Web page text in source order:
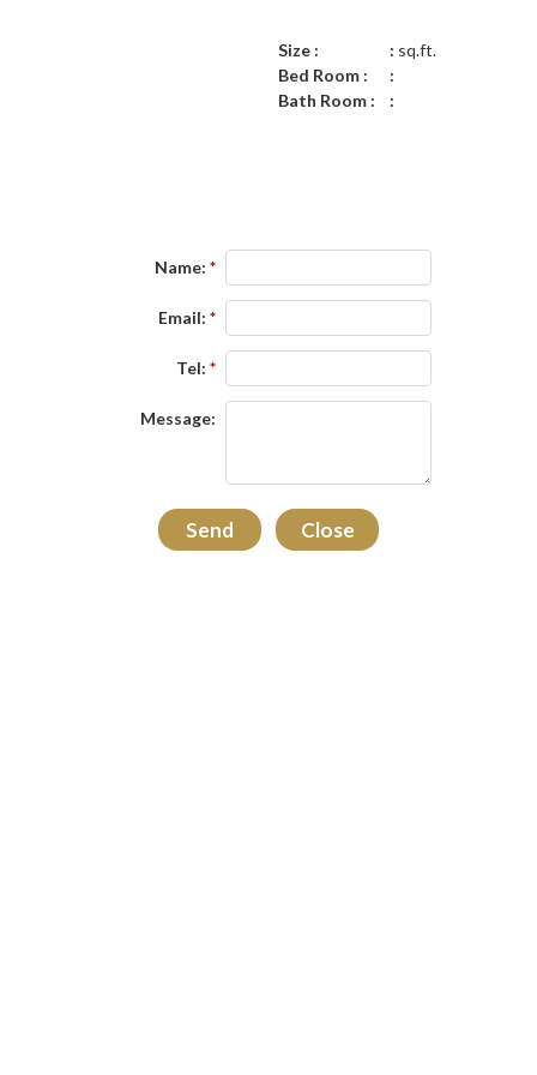
Size :
sq.ft.
Bed Room :
Bath Room :
Name: *
Email: *
Tel: *
Message: